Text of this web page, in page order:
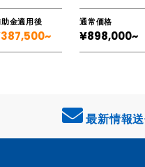
金適用後 通常価格
¥898,000~
最新情報